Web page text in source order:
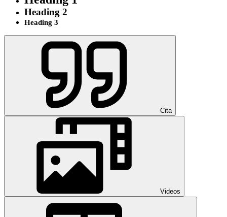
Heading 2
Heading 3
Cita
Videos